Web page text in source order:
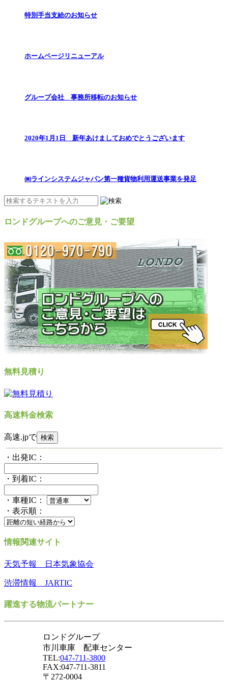
特別手当支給のお知らせ
ホームページリニューアル
グループ会社 事務所移転のお知らせ
2020年1月1日 新年あけましておめでとうございます
㈱ラインシステムジャパン第一種貨物利用運送事業を発足
ロンドグループへのご意見・ご要望
無料見積り
高速料金検索
高速.jpで
・出発IC：
・到着IC：
・車種IC：
・表示順：
情報関連サイト
天気予報 日本気象協会
渋滞情報 JARTIC
躍進する物流パートナー
ロンドグループ
市川車庫 配車センター
TEL:047-711-3800
FAX:047-711-3811
〒272-0004